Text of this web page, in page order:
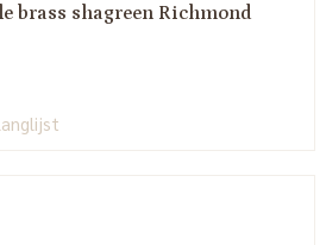
brass shagreen Richmond